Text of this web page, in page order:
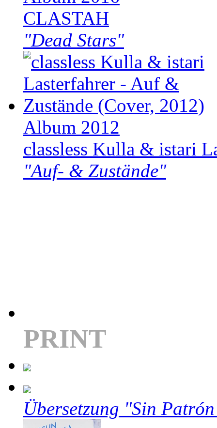
CLASTAH
"Dead Stars"
Album 2012
classless Kulla & istari
"Auf- & Zustände"
PRINT
Übersetzung "Sin